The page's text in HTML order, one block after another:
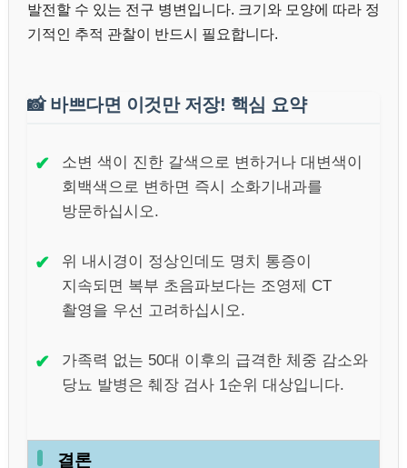
발전할 수 있는 전구 병변입니다. 크기와 모양에 따라 정
기적인 추적 관찰이 반드시 필요합니다.
📸 바쁘다면 이것만 저장! 핵심 요약
✔
소변 색이 진한 갈색으로 변하거나 대변색이
회백색으로 변하면 즉시 소화기내과를
방문하십시오.
✔
위 내시경이 정상인데도 명치 통증이
지속되면 복부 초음파보다는 조영제 CT
촬영을 우선 고려하십시오.
✔
가족력 없는 50대 이후의 급격한 체중 감소와
당뇨 발병은 췌장 검사 1순위 대상입니다.
결론